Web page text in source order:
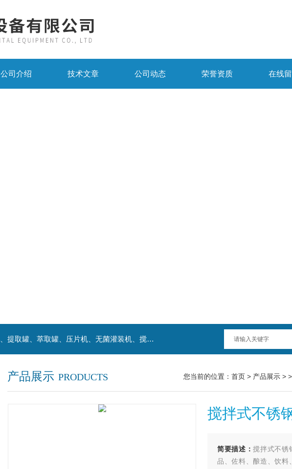
公司介绍 技术文章 公司动态 荣誉资质 在线
主营产品：喷雾干燥机、提取浓缩机组、杀菌机、提取罐、萃取罐、压片机、无菌灌装机、搅拌罐、发酵罐、等罐类。
产品展示 PRODUCTS 您当前的位置： 首页 > 产品展示 > >
搅拌式不锈
简要描述：搅拌式不锈
品、佐料、酿造、饮料